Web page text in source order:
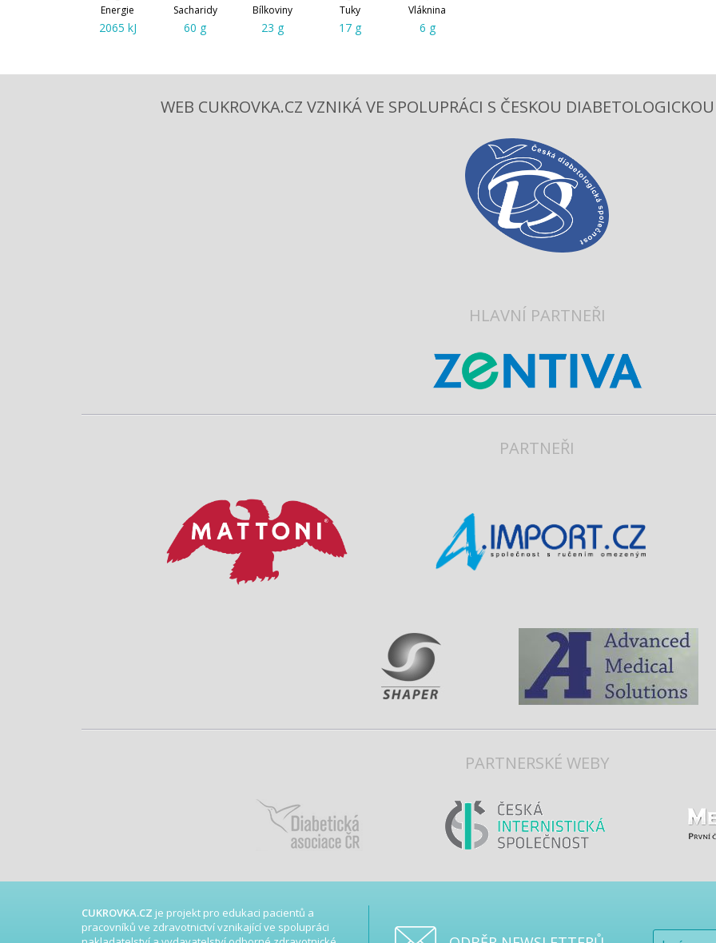
Energie
2065 kJ
Sacharidy
60 g
Bílkoviny
23 g
Tuky
17 g
Vláknina
6 g
WEB CUKROVKA.CZ VZNIKÁ VE SPOLUPRÁCI S ČESKOU
HLAVNÍ PARTNEŘI
PARTNEŘI
PARTNERSKÉ WEBY
CUKROVKA.CZ je projekt pro edukaci pacientů a
pracovníků ve zdravotnictví vznikající ve spolupráci